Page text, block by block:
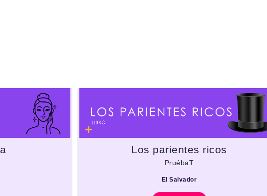
Los parientes ricos
PruébaT
El Salvador